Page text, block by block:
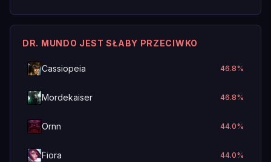
DR. MUNDO JEST SŁABY PRZECIWKO
Cassiopeia 46.8%
Mordekaiser 46.8%
Ornn 44.0%
Fiora 44.0%